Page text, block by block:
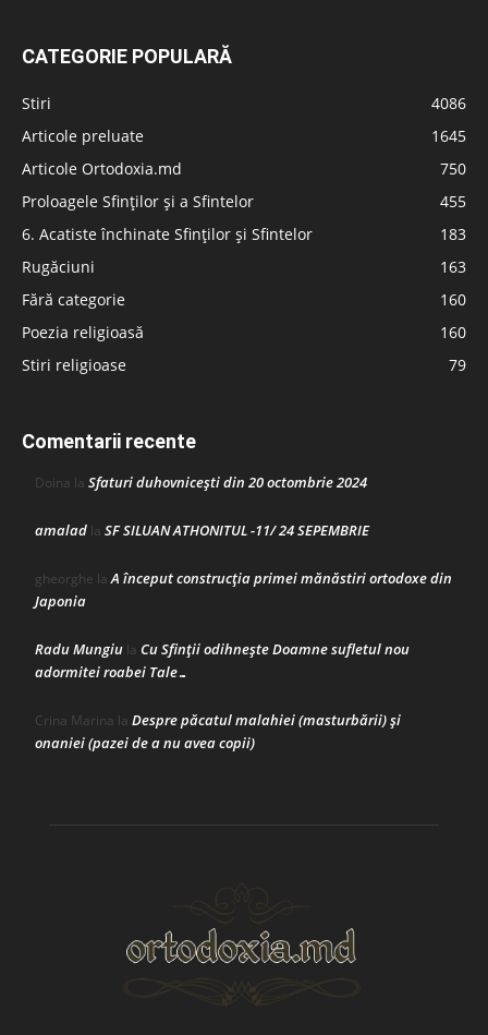
CATEGORIE POPULARĂ
Stiri
4086
Articole preluate
1645
Articole Ortodoxia.md
750
Proloagele Sfinților și a Sfintelor
455
6. Acatiste închinate Sfinților și Sfintelor
183
Rugăciuni
163
Fără categorie
160
Poezia religioasă
160
Stiri religioase
79
Comentarii recente
Doina la Sfaturi duhovnicești din 20 octombrie 2024
amalad la SF SILUAN ATHONITUL -11/ 24 SEPEMBRIE
gheorghe laA început construcţia primei mănăstiri ortodoxe din
Japonia
Radu Mungiu la Cu Sfinții odihnește Doamne sufletul nou
adormitei roabei Tale…
Crina Marina la Despre păcatul malahiei (masturbării) şi
onaniei (pazei de a nu avea copii)